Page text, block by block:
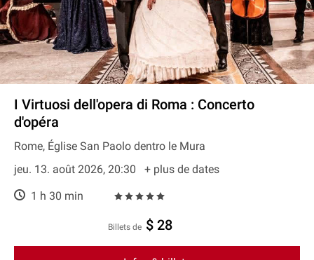
I Virtuosi dell'opera di Roma : Concerto
d'opéra
Rome, Église San Paolo dentro le Mura
jeu. 13. août 2026, 20:30
+ plus de dates
1 h 30 min
Billets de $ 28